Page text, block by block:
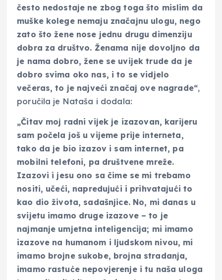
često nedostaje ne zbog toga što mislim da
muške kolege nemaju značajnu ulogu, nego
zato što žene nose jednu drugu dimenziju
dobra za društvo. Ženama nije dovoljno da
je nama dobro, žene se uvijek trude da je
dobro svima oko nas, i to se vidjelo
večeras, to je najveći značaj ove nagrade“,
poručila je Nataša i dodala:
„Čitav moj radni vijek je izazovan, karijeru
sam počela još u vijeme prije interneta,
tako da je bio izazov i sam internet, pa
mobilni telefoni, pa društvene mreže.
Izazovi i jesu ono sa čime se mi trebamo
nositi, učeći, napredujući i prihvatajući to
kao dio života, sadašnjice. No, mi danas u
svijetu imamo druge izazove – to je
najmanje umjetna inteligencija; mi imamo
izazove na humanom i ljudskom nivou, mi
imamo brojne sukobe, brojna stradanja,
imamo rastuće nepovjerenje i tu naša uloga